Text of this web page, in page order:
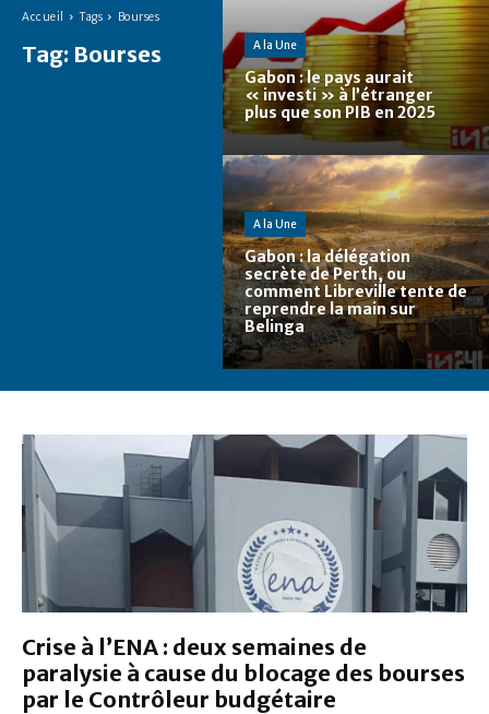
Accueil Tags Bourses
Tag: Bourses A la Une
Gabon : le pays aurait
« investi » à l’étranger
plus que son PIB en 2025
A la Une
Gabon : la délégation
secrète de Perth, ou
comment Libreville tente de
reprendre la main sur
Belinga
Crise à l’ENA : deux semaines de
paralysie à cause du blocage des bourses
par le Contrôleur budgétaire